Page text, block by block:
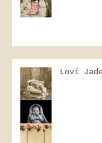
Loví